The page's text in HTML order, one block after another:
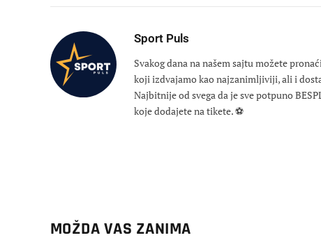
Sport Puls
Svakog dana na našem sajtu možete
koji izdvajamo kao najzanimljiviji, ali i
Najbitnije od svega da je sve potpuno
koje dodajete na tikete. ⚽
MOŽDA VAS ZANIMA